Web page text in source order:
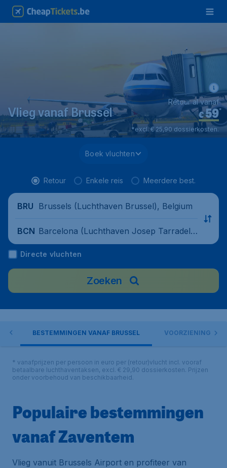
Vlieg vanaf Brussel €59*
Retour al vanaf
*excl. € 25,90 dossierkosten.
Boek vluchten
Retour Enkele reis Meerdere best.
BRU Brussels (Luchthaven Brussel), Belgium
BCN Barcelona (Luchthaven Josep Tarradella
s Barcelona-El Prat), Spain
Directe vluchten
Zoeken
BESTEMMINGEN VANAF BRUSSEL VOORZIENINGEN
* vanafprijzen per persoon in euro per (retour)vlucht incl. vooraf
betaalbare luchthaventaksen, excl. € 29,90 dossierkosten. Prijzen
onder voorbehoud van beschikbaarheid.
Populaire bestemmingen
vanaf Zaventem
Vlieg vanuit Brussels Airport en profiteer van